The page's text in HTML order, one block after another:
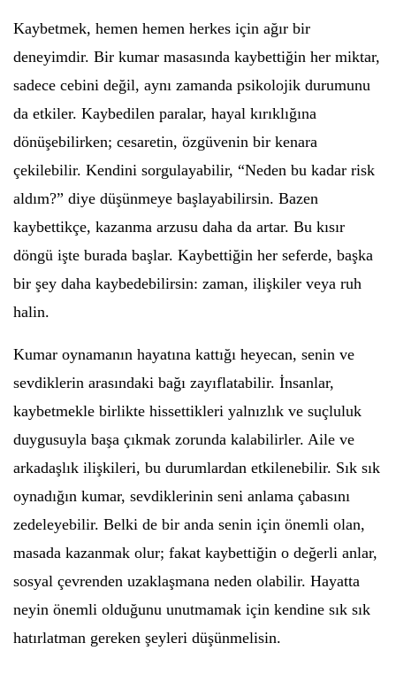
Kaybetmek, hemen hemen herkes için ağır bir
deneyimdir. Bir kumar masasında kaybettiğin her miktar,
sadece cebini değil, aynı zamanda psikolojik durumunu
da etkiler. Kaybedilen paralar, hayal kırıklığına
dönüşebilirken; cesaretin, özgüvenin bir kenara
çekilebilir. Kendini sorgulayabilir, “Neden bu kadar risk
aldım?” diye düşünmeye başlayabilirsin. Bazen
kaybettikçe, kazanma arzusu daha da artar. Bu kısır
döngü işte burada başlar. Kaybettiğin her seferde, başka
bir şey daha kaybedebilirsin: zaman, ilişkiler veya ruh
halin.
Kumar oynamanın hayatına kattığı heyecan, senin ve
sevdiklerin arasındaki bağı zayıflatabilir. İnsanlar,
kaybetmekle birlikte hissettikleri yalnızlık ve suçluluk
duygusuyla başa çıkmak zorunda kalabilirler. Aile ve
arkadaşlık ilişkileri, bu durumlardan etkilenebilir. Sık sık
oynadığın kumar, sevdiklerinin seni anlama çabasını
zedeleyebilir. Belki de bir anda senin için önemli olan,
masada kazanmak olur; fakat kaybettiğin o değerli anlar,
sosyal çevrenden uzaklaşmana neden olabilir. Hayatta
neyin önemli olduğunu unutmamak için kendine sık sık
hatırlatman gereken şeyleri düşünmelisin.